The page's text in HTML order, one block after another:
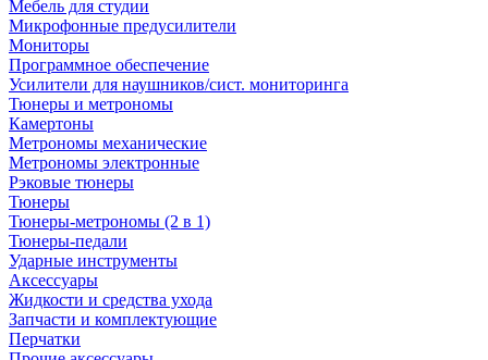
Мебель для студии
Микрофонные предусилители
Мониторы
Программное обеспечение
Усилители для наушников/сист. мониторинга
Тюнеры и метрономы
Камертоны
Метрономы механические
Метрономы электронные
Рэковые тюнеры
Тюнеры
Тюнеры-метрономы (2 в 1)
Тюнеры-педали
Ударные инструменты
Аксессуары
Жидкости и средства ухода
Запчасти и комплектующие
Перчатки